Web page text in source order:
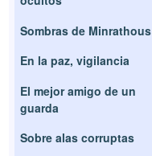
Sombras de Minrathous
En la paz, vigilancia
El mejor amigo de un
guarda
Sobre alas corruptas